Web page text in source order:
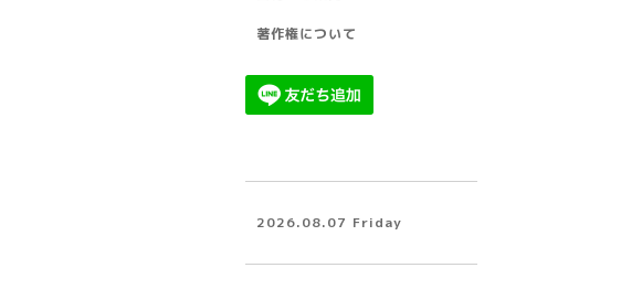
著作権について
2026.08.07 Friday